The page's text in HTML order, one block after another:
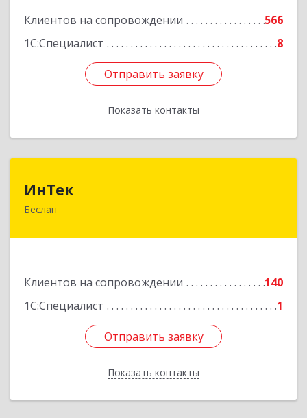
Клиентов на сопровождении
566
1С:Специалист
8
Отправить заявку
Показать контакты
Отправить заявку
Назад
ИнТек
Беслан
Клиентов на сопровождении
140
1С:Специалист
1
Отправить заявку
Показать контакты
Подробнее
Отправить заявку
Назад